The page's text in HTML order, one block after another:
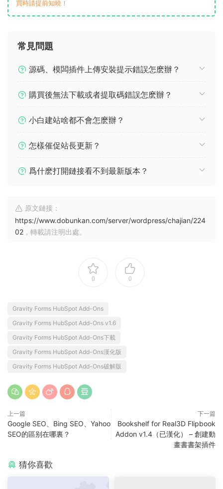
買時請提前知曉！
常見問題
源碼、模闆插件上傳安裝提示錯誤怎麽辦？
購買後無法下載或者提取碼錯誤怎麽辦？
小白建站啥都不會怎麽辦？
怎樣催促站長更新？
爲什麽打開鏈接看不到最新版本？
原文鏈接：
https://www.dobunkan.com/server/wordpress/chajian/224
02 ，轉載請注明出處。
0 0
Gravity Forms HubSpot Add-Ons
Gravity Forms HubSpot Add-Ons v1.6
Gravity Forms HubSpot Add-Ons下載
Gravity Forms HubSpot Add-Ons漢化版
Gravity Forms HubSpot Add-Ons破解版
上一篇
Google SEO、Bing SEO、Yahoo
SEO的區别在哪裏？
下一篇
Bookshelf for Real3D Flipbook
Addon v1.4（已漢化） – 創建動
畫書書架插件
猜你喜歡